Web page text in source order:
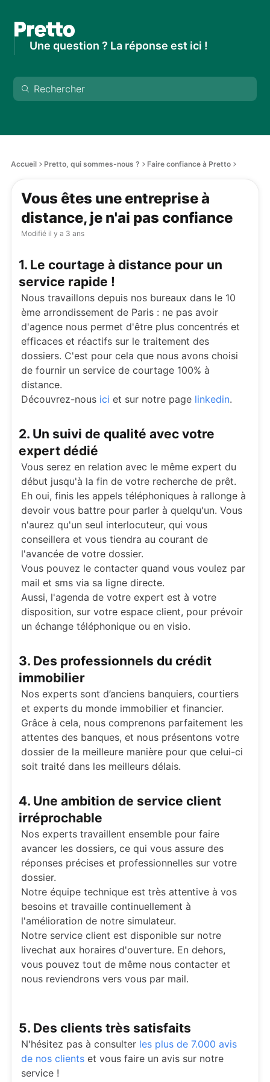
Une question ? La réponse est ici !
Accueil Pretto, qui sommes-nous ? Faire confiance à Pretto
Vous êtes une entreprise à
distance, je n'ai pas confiance
Modifié il y a 3 ans
1. Le courtage à distance pour un
service rapide !
Nous travaillons depuis nos bureaux dans le 10
ème arrondissement de Paris : ne pas avoir
d'agence nous permet d'être plus concentrés et
efficaces et réactifs sur le traitement des
dossiers. C'est pour cela que nous avons choisi
de fournir un service de courtage 100% à
distance.
Découvrez-nous ici et sur notre page linkedin.
2. Un suivi de qualité avec votre
expert dédié
Vous serez en relation avec le même expert du
début jusqu'à la fin de votre recherche de prêt.
Eh oui, finis les appels téléphoniques à rallonge à
devoir vous battre pour parler à quelqu'un. Vous
n'aurez qu'un seul interlocuteur, qui vous
conseillera et vous tiendra au courant de
l'avancée de votre dossier.
Vous pouvez le contacter quand vous voulez par
mail et sms via sa ligne directe.
Aussi, l'agenda de votre expert est à votre
disposition, sur votre espace client, pour prévoir
un échange téléphonique ou en visio.
3. Des professionnels du crédit
immobilier
Nos experts sont d’anciens banquiers, courtiers
et experts du monde immobilier et financier.
Grâce à cela, nous comprenons parfaitement les
attentes des banques, et nous présentons votre
dossier de la meilleure manière pour que celui-ci
soit traité dans les meilleurs délais.
4. Une ambition de service client
irréprochable
Nos experts travaillent ensemble pour faire
avancer les dossiers, ce qui vous assure des
réponses précises et professionnelles sur votre
dossier.
Notre équipe technique est très attentive à vos
besoins et travaille continuellement à
l'amélioration de notre simulateur.
Notre service client est disponible sur notre
livechat aux horaires d'ouverture. En dehors,
vous pouvez tout de même nous contacter et
nous reviendrons vers vous par mail.
5. Des clients très satisfaits
N'hésitez pas à consulter les plus de 7.000 avis
de nos clients et vous faire un avis sur notre
service !